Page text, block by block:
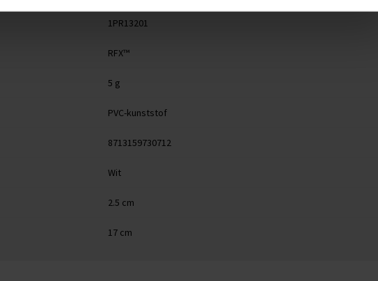
1PR13201
RFX™
5 g
PVC-kunststof
8713159730712
Wit
2.5 cm
17 cm